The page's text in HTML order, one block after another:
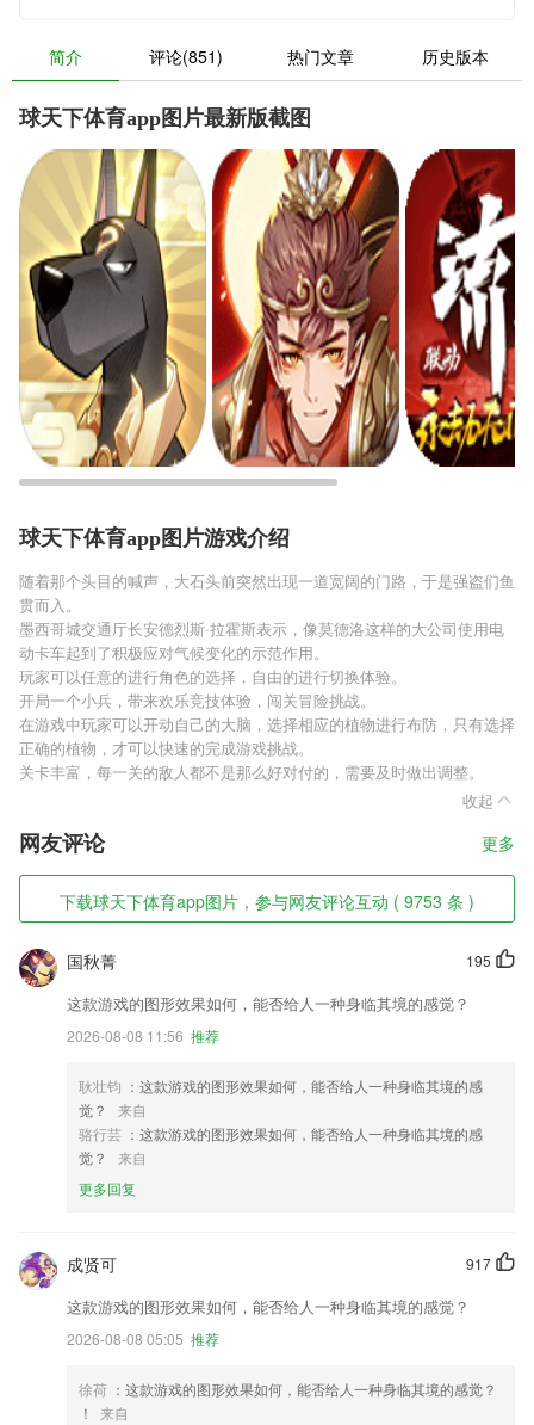
简介 评论(851) 热门文章 历史版本
球天下体育app图片最新版截图
球天下体育app图片游戏介绍
随着那个头目的喊声，大石头前突然出现一道宽阔的门路，于是强盗们鱼
贯而入。
墨西哥城交通厅长安德烈斯·拉霍斯表示，像莫德洛这样的大公司使用电
动卡车起到了积极应对气候变化的示范作用。
玩家可以任意的进行角色的选择，自由的进行切换体验。
开局一个小兵，带来欢乐竞技体验，闯关冒险挑战。
在游戏中玩家可以开动自己的大脑，选择相应的植物进行布防，只有选择
正确的植物，才可以快速的完成游戏挑战。
关卡丰富，每一关的敌人都不是那么好对付的，需要及时做出调整。
收起
网友评论 更多
下载球天下体育app图片，参与网友评论互动 ( 9753 条 )
195
国秋菁
这款游戏的图形效果如何，能否给人一种身临其境的感觉？
2026-08-08 11:56 推荐
耿壮钧 ：这款游戏的图形效果如何，能否给人一种身临其境的感
觉？
来自
骆行芸 ：这款游戏的图形效果如何，能否给人一种身临其境的感
觉？
来自
更多回复
917
成贤可
这款游戏的图形效果如何，能否给人一种身临其境的感觉？
2026-08-08 05:05 推荐
徐荷 ：这款游戏的图形效果如何，能否给人一种身临其境的感觉？
！
来自